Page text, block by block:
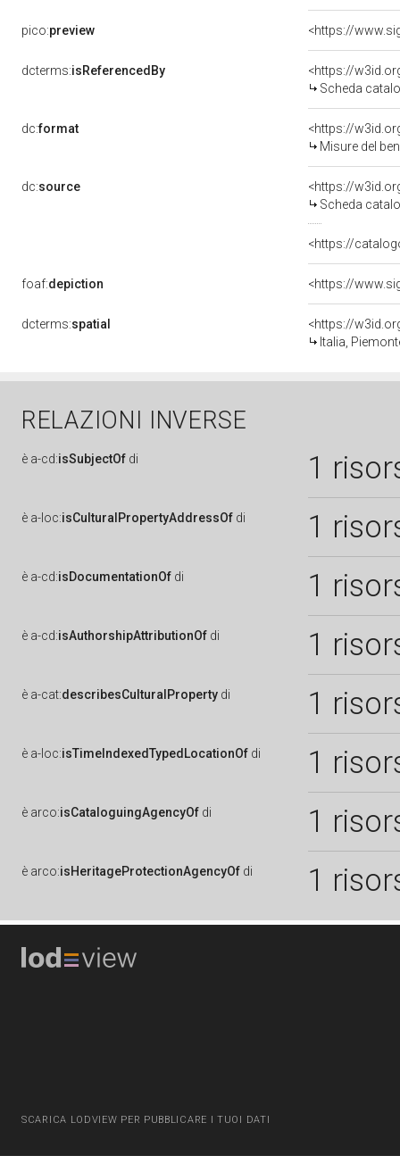
pico:preview <https://
dcterms:isReferencedBy
<https://
Scheda
dc:format
<https://
Misure del
dc:source
<https://
Scheda
<https://
foaf:depiction <https://
dcterms:spatial
<https://
Italia,
RELAZIONI INVERSE
è a-cd:isSubjectOf di 1
è a-loc:isCulturalPropertyAddressOf di 1
è a-cd:isDocumentationOf di 1
è a-cd:isAuthorshipAttributionOf di 1
è a-cat:describesCulturalProperty di 1
è a-loc:isTimeIndexedTypedLocationOf di 1
è arco:isCataloguingAgencyOf di 1
è arco:isHeritageProtectionAgencyOf di 1
SCARICA LODVIEW PER PUBBLICARE I TUOI DATI